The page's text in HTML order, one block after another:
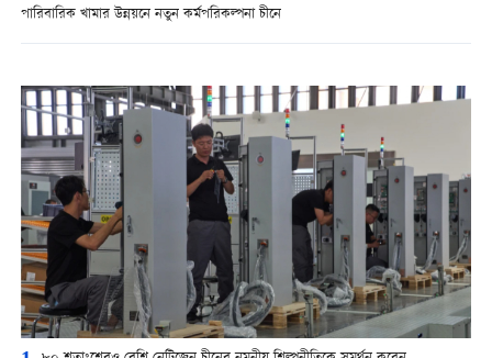
পারিবারিক খামার উন্নয়নে নতুন কর্মপরিকল্পনা চীনে